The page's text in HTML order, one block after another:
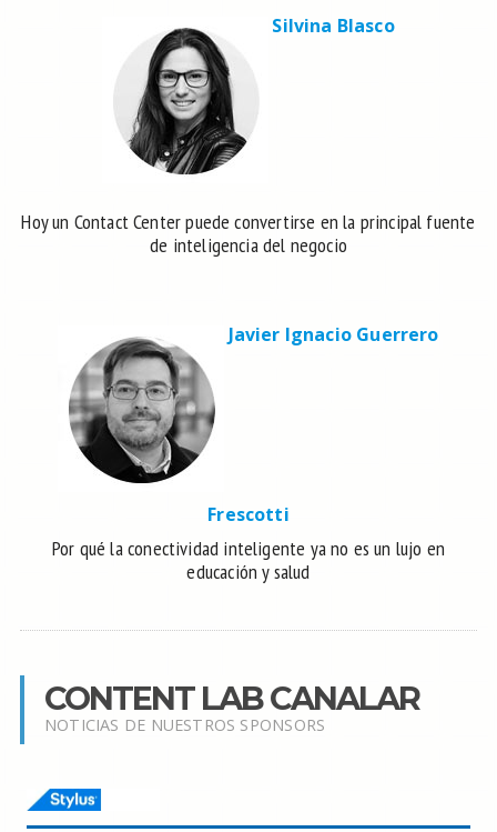
Silvina Blasco
Hoy un Contact Center puede convertirse en la principal fuente
de inteligencia del negocio
Javier Ignacio Guerrero
Frescotti
Por qué la conectividad inteligente ya no es un lujo en
educación y salud
CONTENT LAB CANALAR
NOTICIAS DE NUESTROS SPONSORS